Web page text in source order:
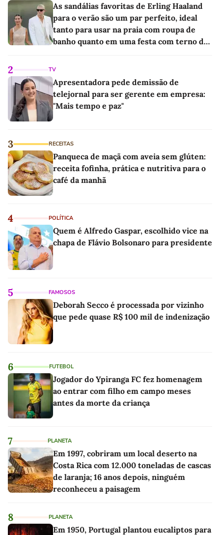
As sandálias favoritas de Erling Haaland
para o verão são um par perfeito, ideal
tanto para usar na praia com roupa de
banho quanto em uma festa com terno de
2 TV
Apresentadora pede demissão de
telejornal para ser gerente em empresa:
"Mais tempo e paz"
3 RECEITAS
Panqueca de maçã com aveia sem glúten:
receita fofinha, prática e nutritiva para o
café da manhã
4 POLÍTICA
Quem é Alfredo Gaspar, escolhido vice na
chapa de Flávio Bolsonaro para presidente
5 FAMOSOS
Deborah Secco é processada por vizinho
que pede quase R$ 100 mil de indenização
6 FUTEBOL
Jogador do Ypiranga FC fez homenagem
ao entrar com filho em campo meses
antes da morte da criança
7 PLANETA
Em 1997, cobriram um local deserto na
Costa Rica com 12.000 toneladas de cascas
de laranja; 16 anos depois, ninguém
reconheceu a paisagem
8 PLANETA
Em 1950, Portugal plantou eucaliptos para